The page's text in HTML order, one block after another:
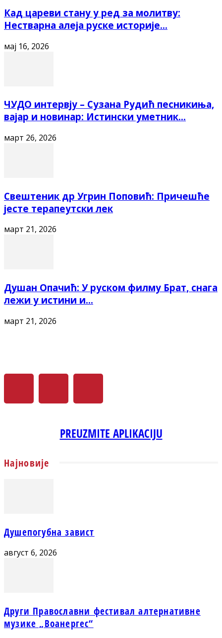
Кад цареви стану у ред за молитву:
Нестварна алеја руске историје...
мај 16, 2026
ЧУДО интервју – Сузана Рудић песникиња,
вајар и новинар: Истински уметник...
март 26, 2026
Свештеник др Угрин Поповић: Причешће
јесте терапеутски лек
март 21, 2026
Душан Опачић: У руском филму Брат, снага
лежи у истини и...
март 21, 2026
PREUZMITE APLIKACIJU
Најновије
Душепогубна завист
август 6, 2026
Други Православни фестивал алтернативне
музике „Воанергес“